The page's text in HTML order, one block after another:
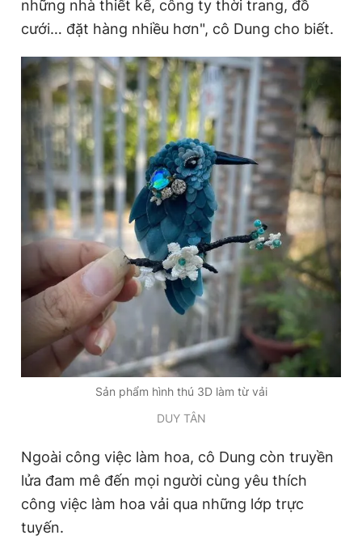
những nhà thiết kế, công ty thời trang, đồ
cưới… đặt hàng nhiều hơn", cô Dung cho biết.
Sản phẩm hình thú 3D làm từ vải
DUY TÂN
Ngoài công việc làm hoa, cô Dung còn truyền
lửa đam mê đến mọi người cùng yêu thích
công việc làm hoa vải qua những lớp trực
tuyến.